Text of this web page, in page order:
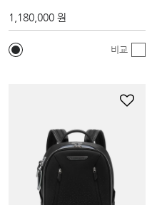
1,180,000 원
비교